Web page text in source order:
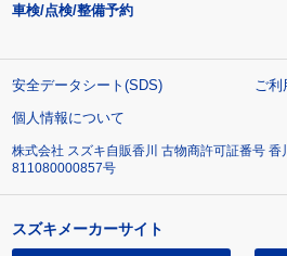
車検/点検/整備予約
安全データシート(SDS)
ご
個人情報について
株式会社 スズキ自販香川 古物商許可証番号 香
811080000857号
スズキメーカーサイト